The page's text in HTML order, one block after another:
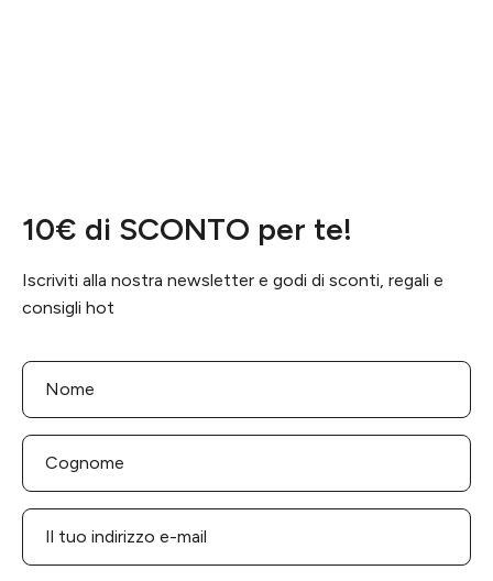
10€ di SCONTO per te!
Iscriviti alla nostra newsletter e godi di sconti, regali e
consigli hot